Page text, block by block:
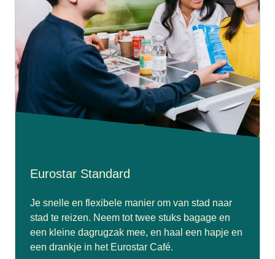
Eurostar Standard
Je snelle en flexibele manier om van stad naar
stad te reizen. Neem tot twee stuks bagage en
een kleine dagrugzak mee, en haal een hapje en
een drankje in het Eurostar Café.